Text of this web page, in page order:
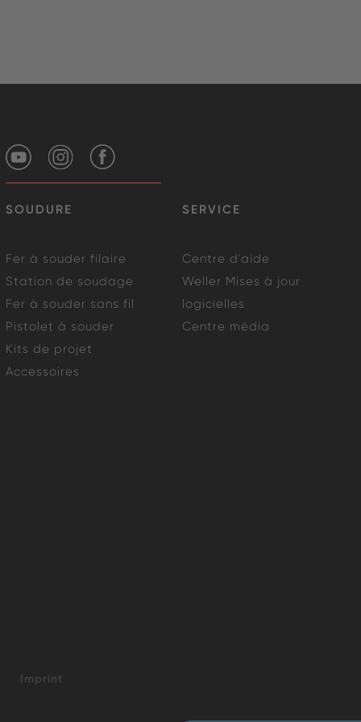
SOUDURE SERVICE
Fer à souder filaire
Station de soudage
Fer à souder sans fil
Pistolet à souder
Kits de projet
Accessoires
Centre d'aide
Weller Mises à jour
logicielles
Centre média
Imprint